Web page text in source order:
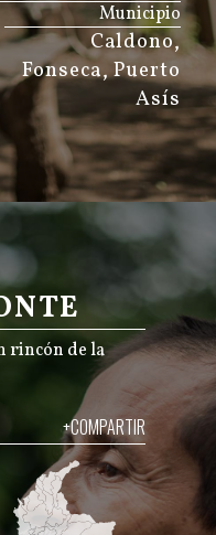
Municipio
Caldono,
Fonseca, Puerto
Asís
rincón de la
+COMPARTIR